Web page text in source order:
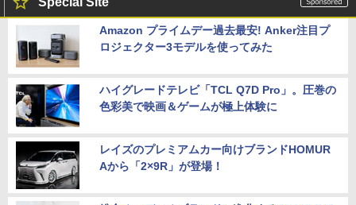
Amazon プライムデー過去最安! Anker注目プ
ロジェクター3モデルを使ってみた
ハイグレードテレビ「TCL Q7D Pro」。圧巻の
色彩美で映画＆ゲームが極上体験に
レイズのプレミアムカー向けブランドHOMUR
Aから「2×9R」が登場！